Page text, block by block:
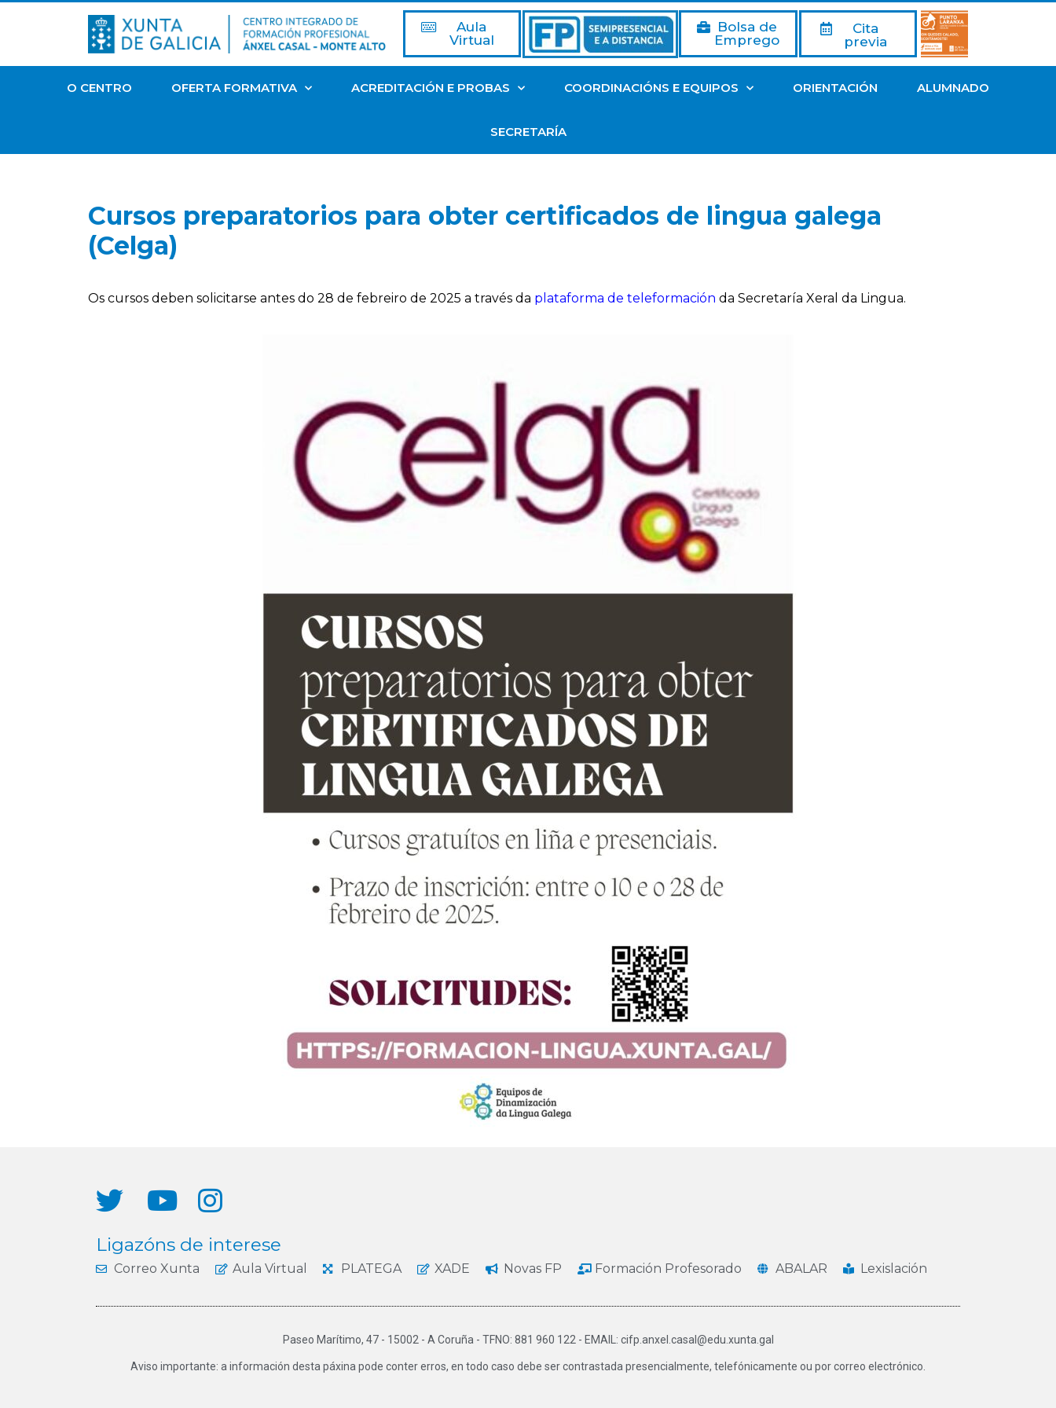
Aula
Virtual
Bolsa de
Emprego
Cita
previa
O CENTRO OFERTA FORMATIVA ACREDITACIÓN E PROBAS COORDINACIÓNS E EQUIPOS ORIENTACIÓN ALUMNADO
SECRETARÍA
Cursos preparatorios para obter certificados de lingua galega
(Celga)
Os cursos deben solicitarse antes do 28 de febreiro de 2025 a través da plataforma de teleformación da Secretaría Xeral da Lingua.
Ligazóns de interese
Correo Xunta Aula Virtual PLATEGA XADE Novas FP Formación Profesorado ABALAR Lexislación
Paseo Marítimo, 47 - 15002 - A Coruña - TFNO: 881 960 122 - EMAIL: cifp.anxel.casal@edu.xunta.gal
Aviso importante: a información desta páxina pode conter erros, en todo caso debe ser contrastada presencialmente, telefónicamente ou por correo electrónico.